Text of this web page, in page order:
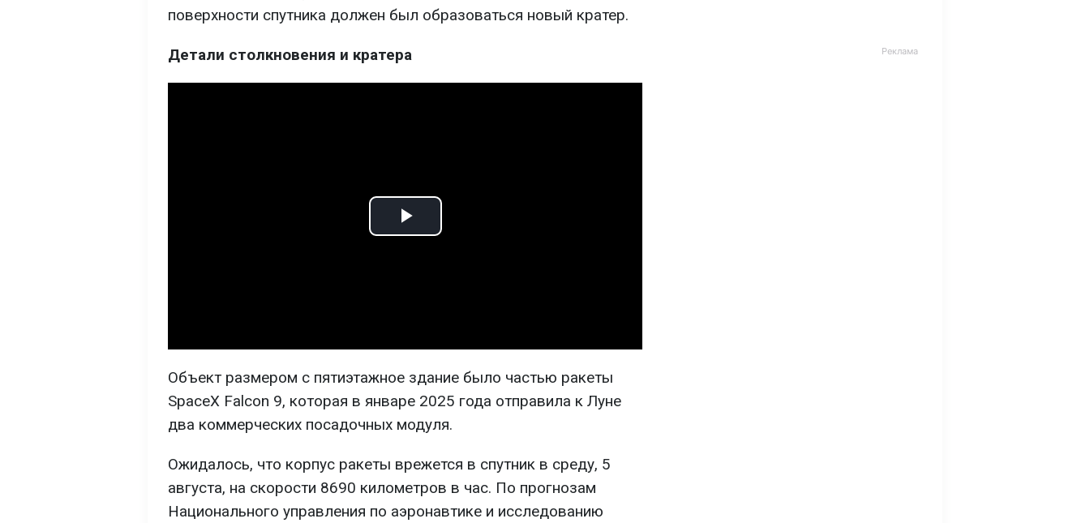
поверхности спутника должен был образоваться новый кратер.
Детали столкновения и кратера
Play
Объект размером с пятиэтажное здание было частью ракеты
SpaceX Falcon 9, которая в январе 2025 года отправила к Луне
два коммерческих посадочных модуля.
Ожидалось, что корпус ракеты врежется в спутник в среду, 5
августа, на скорости 8690 километров в час. По прогнозам
Национального управления по аэронавтике и исследованию